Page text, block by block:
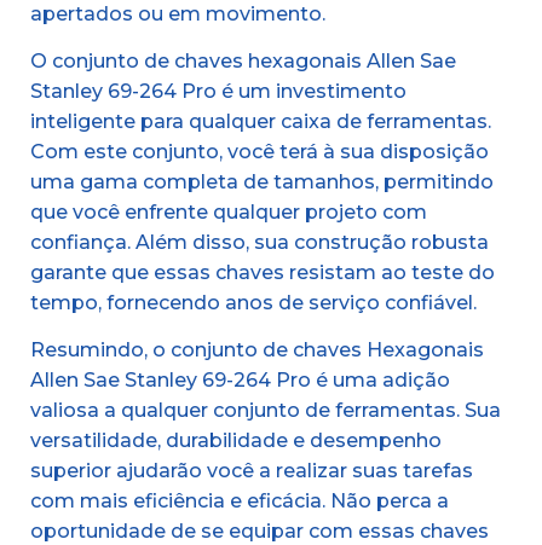
apertados ou em movimento.
O conjunto de chaves hexagonais Allen Sae
Stanley 69-264 Pro é um investimento
inteligente para qualquer caixa de ferramentas.
Com este conjunto, você terá à sua disposição
uma gama completa de tamanhos, permitindo
que você enfrente qualquer projeto com
confiança. Além disso, sua construção robusta
garante que essas chaves resistam ao teste do
tempo, fornecendo anos de serviço confiável.
Resumindo, o conjunto de chaves Hexagonais
Allen Sae Stanley 69-264 Pro é uma adição
valiosa a qualquer conjunto de ferramentas. Sua
versatilidade, durabilidade e desempenho
superior ajudarão você a realizar suas tarefas
com mais eficiência e eficácia. Não perca a
oportunidade de se equipar com essas chaves